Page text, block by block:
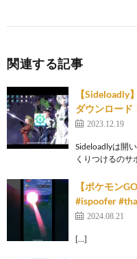
関連する記事
【Sideloadly
ダウンロー
2023.12.19
Sideloadlyは開
くりつけるのサ
【ポケモン
#ispoofer
2024.08.21
[…]